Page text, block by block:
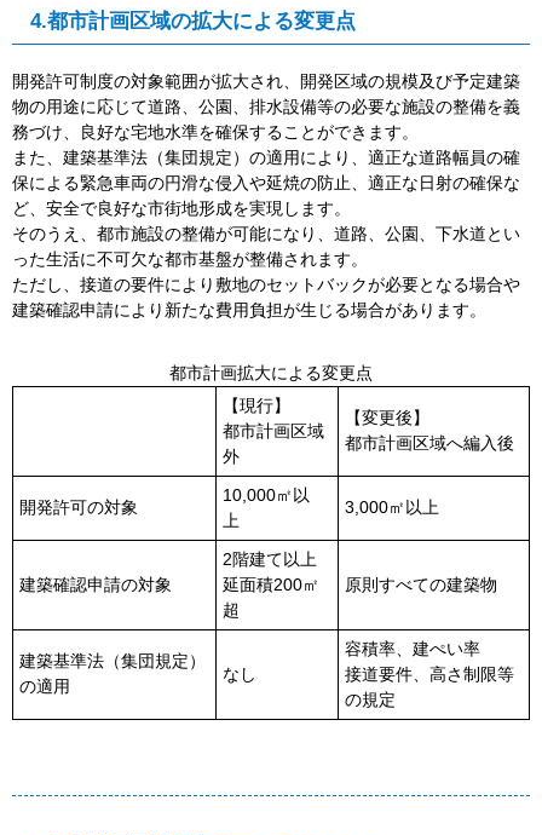
4.都市計画区域の拡大による変更点
開発許可制度の対象範囲が拡大され、開発区域の規模及び予定建築
物の用途に応じて道路、公園、排水設備等の必要な施設の整備を義
務づけ、良好な宅地水準を確保することができます。
また、建築基準法（集団規定）の適用により、適正な道路幅員の確
保による緊急車両の円滑な侵入や延焼の防止、適正な日射の確保な
ど、安全で良好な市街地形成を実現します。
そのうえ、都市施設の整備が可能になり、道路、公園、下水道とい
った生活に不可欠な都市基盤が整備されます。
ただし、接道の要件により敷地のセットバックが必要となる場合や
建築確認申請により新たな費用負担が生じる場合があります。
都市計画拡大による変更点
【現行】
都市計画区域
外
【変更後】
都市計画区域へ編入後
開発許可の対象
10,000㎡以
上
3,000㎡以上
建築確認申請の対象
2階建て以上
延面積200㎡
超
原則すべての建築物
建築基準法（集団規定）
の適用
なし
容積率、建ぺい率
接道要件、高さ制限等
の規定